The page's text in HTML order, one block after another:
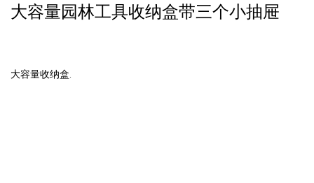
大容量园林工具收纳盒带三个小抽屉
大容量收纳盒.